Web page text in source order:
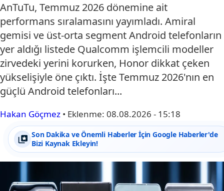
AnTuTu, Temmuz 2026 dönemine ait
performans sıralamasını yayımladı. Amiral
gemisi ve üst-orta segment Android telefonların
yer aldığı listede Qualcomm işlemcili modeller
zirvedeki yerini korurken, Honor dikkat çeken
yükselişiyle öne çıktı. İşte Temmuz 2026'nın en
güçlü Android telefonları...
Hakan Göçmez • Eklenme: 08.08.2026 - 15:18
Son Dakika ve Önemli Haberler İçin Google Haberler'de
Bizi Kaynak Ekleyin!